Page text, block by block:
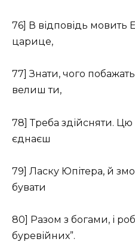
76] В відповідь мовить
царице,
77] Знати, чого
велиш ти,
78] Треба здійсняти.
єднаєш
79] Ласку Юпітера, й
бувати
80] Разом з богами, і
буревійних”.